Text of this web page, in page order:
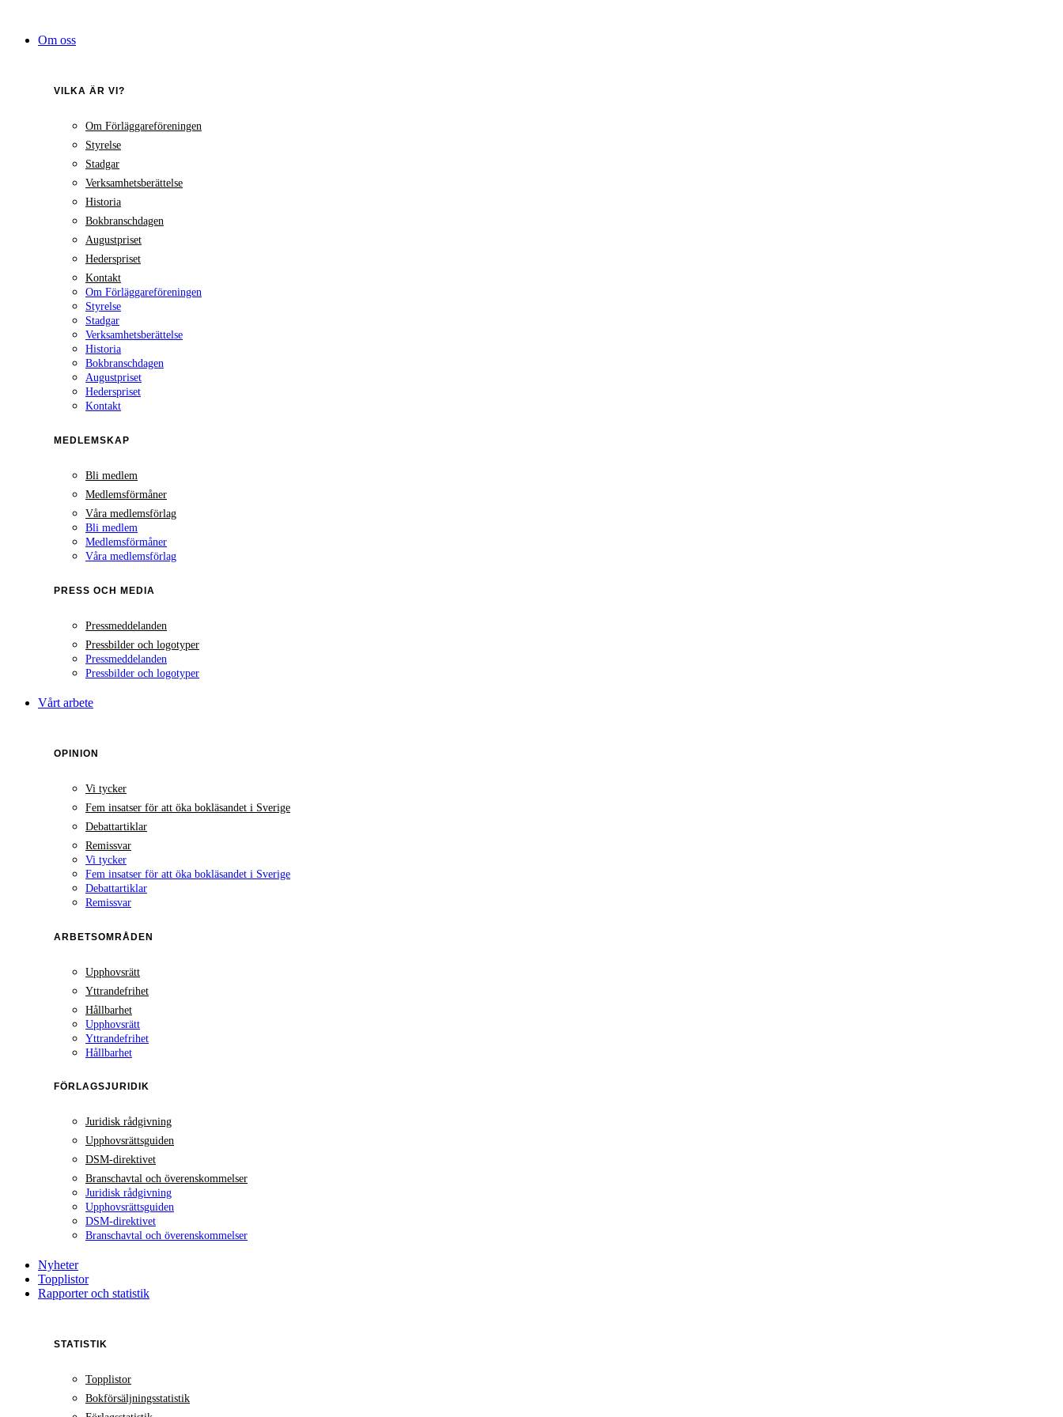
innehållOm oss
VILKA ÄR VI?
Om Förläggareföreningen
Styrelse
Stadgar
Verksamhetsberättelse
Historia
Bokbranschdagen
Augustpriset
Hederspriset
Kontakt
Om Förläggareföreningen
Styrelse
Stadgar
Verksamhetsberättelse
Historia
Bokbranschdagen
Augustpriset
Hederspriset
Kontakt
MEDLEMSKAP
Bli medlem
Medlemsförmåner
Våra medlemsförlag
Bli medlem
Medlemsförmåner
Våra medlemsförlag
PRESS OCH MEDIA
Pressmeddelanden
Pressbilder och logotyper
Pressmeddelanden
Pressbilder och logotyper
Vårt arbete
OPINION
Vi tycker
Fem insatser för att öka bokläsandet i Sverige
Debattartiklar
Remissvar
Vi tycker
Fem insatser för att öka bokläsandet i Sverige
Debattartiklar
Remissvar
ARBETSOMRÅDEN
Upphovsrätt
Yttrandefrihet
Hållbarhet
Upphovsrätt
Yttrandefrihet
Hållbarhet
FÖRLAGSJURIDIK
Juridisk rådgivning
Upphovsrättsguiden
DSM-direktivet
Branschavtal och överenskommelser
Juridisk rådgivning
Upphovsrättsguiden
DSM-direktivet
Branschavtal och överenskommelser
Nyheter
Topplistor
Rapporter och statistik
STATISTIK
Topplistor
Bokförsäljningsstatistik